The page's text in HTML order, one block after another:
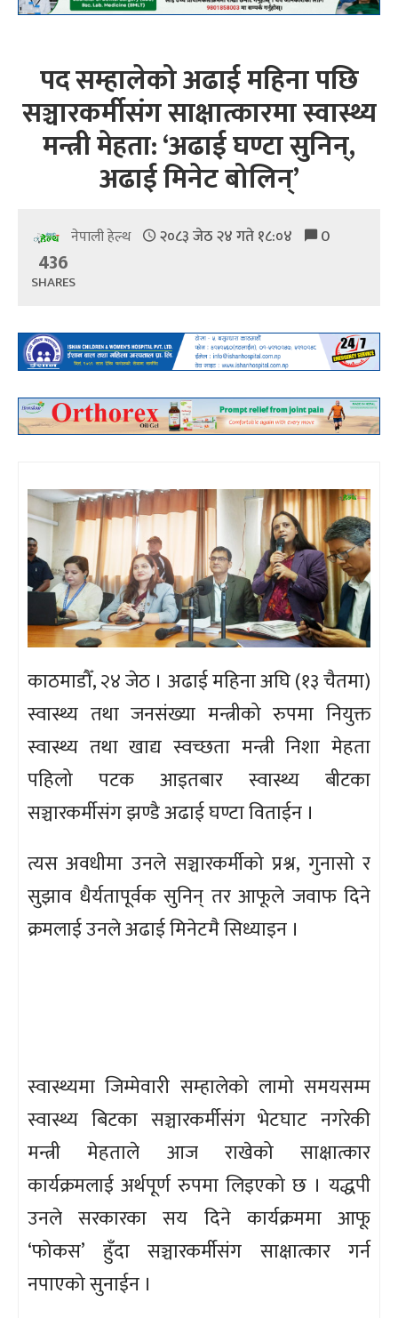
पद सम्हालेको अढाई महिना पछि
सञ्चारकर्मीसंग साक्षात्कारमा स्वास्थ्य
मन्त्री मेहता: ‘अढाई घण्टा सुनिन्,
अढाई मिनेट बोलिन्’
नेपाली हेल्थ २०८३ जेठ २४ गते १८:०४ 0
436
SHARES
काठमाडौँ, २४ जेठ । अढाई महिना अघि (१३ चैतमा)
स्वास्थ्य तथा जनसंख्या मन्त्रीको रुपमा नियुक्त
स्वास्थ्य तथा खाद्य स्वच्छता मन्त्री निशा मेहता
पहिलो पटक आइतबार स्वास्थ्य बीटका
सञ्चारकर्मीसंग झण्डै अढाई घण्टा विताईन ।
त्यस अवधीमा उनले सञ्चारकर्मीको प्रश्न, गुनासो र
सुझाव धैर्यतापूर्वक सुनिन् तर आफूले जवाफ दिने
क्रमलाई उनले अढाई मिनेटमै सिध्याइन ।
स्वास्थ्यमा जिम्मेवारी सम्हालेको लामो समयसम्म
स्वास्थ्य बिटका सञ्चारकर्मीसंग भेटघाट नगरेकी
मन्त्री मेहताले आज राखेको साक्षात्कार
कार्यक्रमलाई अर्थपूर्ण रुपमा लिइएको छ । यद्धपी
उनले सरकारका सय दिने कार्यक्रममा आफू
‘फोकस’ हुँदा सञ्चारकर्मीसंग साक्षात्कार गर्न
नपाएको सुनाईन ।